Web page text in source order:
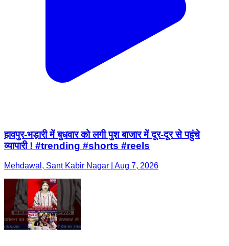
हावपुर-भड़ारी में बुधवार को लगी पुश बाजार में दूर-दूर से पहुंचे
व्यापारी ! #trending #shorts #reels
Mehdawal, Sant Kabir Nagar | Aug 7, 2026